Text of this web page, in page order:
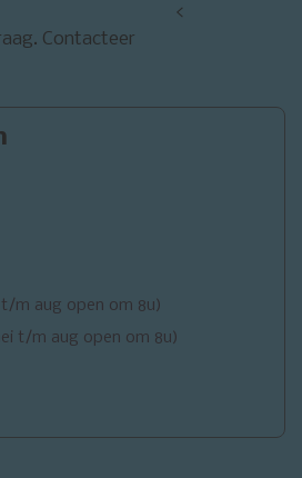
Contacteer
<
m aug open om 8u)
t/m aug open om 8u)